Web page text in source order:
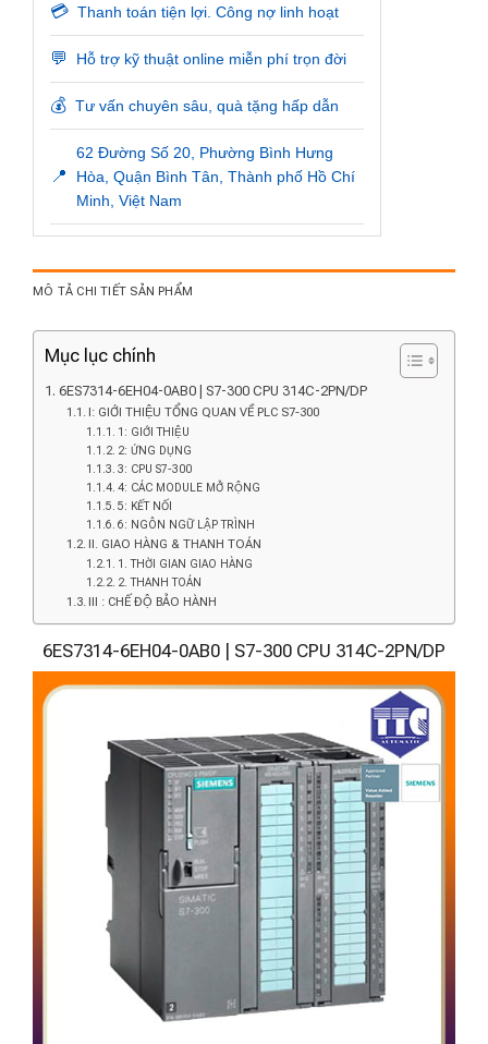
💳 Thanh toán tiện lợi. Công nợ linh hoạt
💬 Hỗ trợ kỹ thuật online miễn phí trọn đời
💰 Tư vấn chuyên sâu, quà tặng hấp dẫn
📍
62 Đường Số 20, Phường Bình Hưng
Hòa, Quận Bình Tân, Thành phố Hồ Chí
Minh, Việt Nam
MÔ TẢ CHI TIẾT SẢN PHẨM
Mục lục chính
6ES7314-6EH04-0AB0 | S7-300 CPU 314C-2PN/DP
I: GIỚI THIỆU TỔNG QUAN VỀ PLC S7-300
1: GIỚI THIỆU
2: ỨNG DỤNG
3: CPU S7-300
4: CÁC MODULE MỞ RỘNG
5: KẾT NỐI
6: NGÔN NGỮ LẬP TRÌNH
II. GIAO HÀNG & THANH TOÁN
1. THỜI GIAN GIAO HÀNG
2. THANH TOÁN
III : CHẾ ĐỘ BẢO HÀNH
6ES7314-6EH04-0AB0 | S7-300 CPU 314C-2PN/DP